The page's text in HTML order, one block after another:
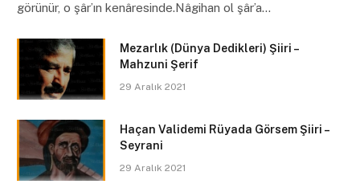
görünür, o şâr’ın kenâresinde.Nâgihan ol şâr’a…
Mezarlık (Dünya Dedikleri) Şiiri –
Mahzuni Şerif
29 Aralık 2021
Haçan Validemi Rüyada Görsem Şiiri –
Seyrani
29 Aralık 2021